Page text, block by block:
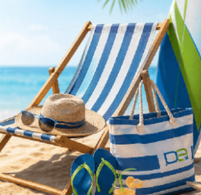
Επικοινωνία
στην ύπαιθρο απολαυστική. Αναλόγως τον